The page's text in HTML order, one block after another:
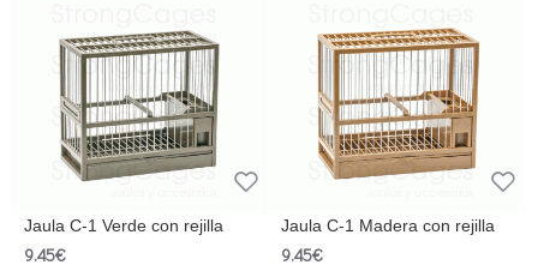
Jaula C-1 Verde con rejilla
9.45€
Jaula C-1 Madera con rejilla
9.45€